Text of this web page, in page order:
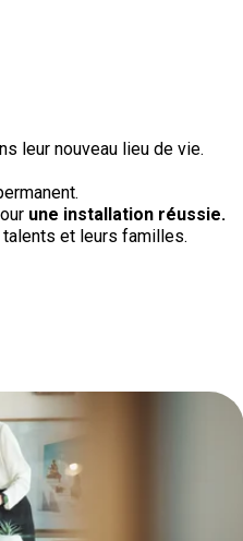
leur nouveau lieu de vie.
une installation réussie.
et leurs familles.